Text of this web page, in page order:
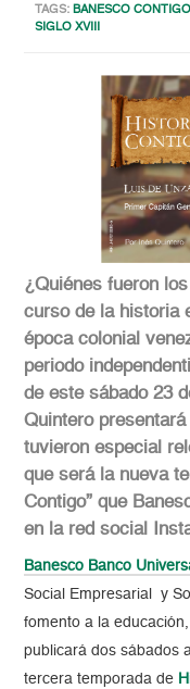
TAGS:BANESCO CONTIGO
SIGLO XVIII
¿Quiénes fueron
curso de la historia
época colonial
periodo
de este sábado 23
Quintero
tuvieron especial
que será la nueva
Contigo” que
en la red social
Banesco Banco
Social Empresarial y
fomento a la
publicará dos sábados
tercera temporada de